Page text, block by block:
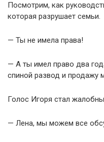
Посмотрим, как
которая разрушает семьи.
— Ты не имела права!
— А ты имел право два
спиной развод и продажу
Голос Игоря стал
— Лена, мы можем все